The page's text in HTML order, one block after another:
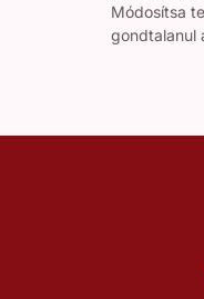
Módosítsa
gondtalanul